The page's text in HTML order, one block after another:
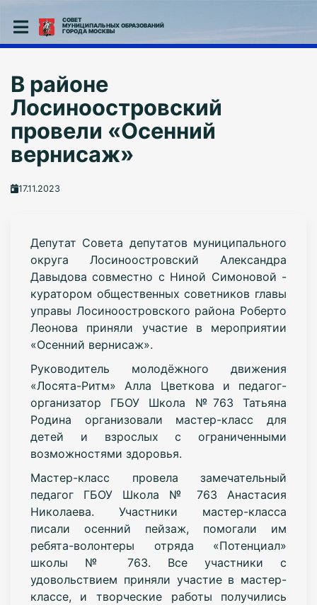
СОВЕТ
МУНИЦИПАЛЬНЫХ ОБРАЗОВАНИЙ
ГОРОДА МОСКВЫ
В районе
Лосиноостровский
провели «Осенний
вернисаж»
17.11.2023
Депутат Совета депутатов муниципального
округа Лосиноостровский Александра
Давыдова совместно с Ниной Симоновой -
куратором общественных советников главы
управы Лосиноостровского района Роберто
Леонова приняли участие в мероприятии
«Осенний вернисаж».
Руководитель молодёжного движения
«Лосята-Ритм» Алла Цветкова и педагог-
организатор ГБОУ Школа №763 Татьяна
Родина организовали мастер-класс для
детей и взрослых с ограниченными
возможностями здоровья.
Мастер-класс провела замечательный
педагог ГБОУ Школа № 763 Анастасия
Николаева. Участники мастер-класса
писали осенний пейзаж, помогали им
ребята-волонтеры отряда «Потенциал»
школы № 763. Все участники с
удовольствием приняли участие в мастер-
классе, и творческие работы получились